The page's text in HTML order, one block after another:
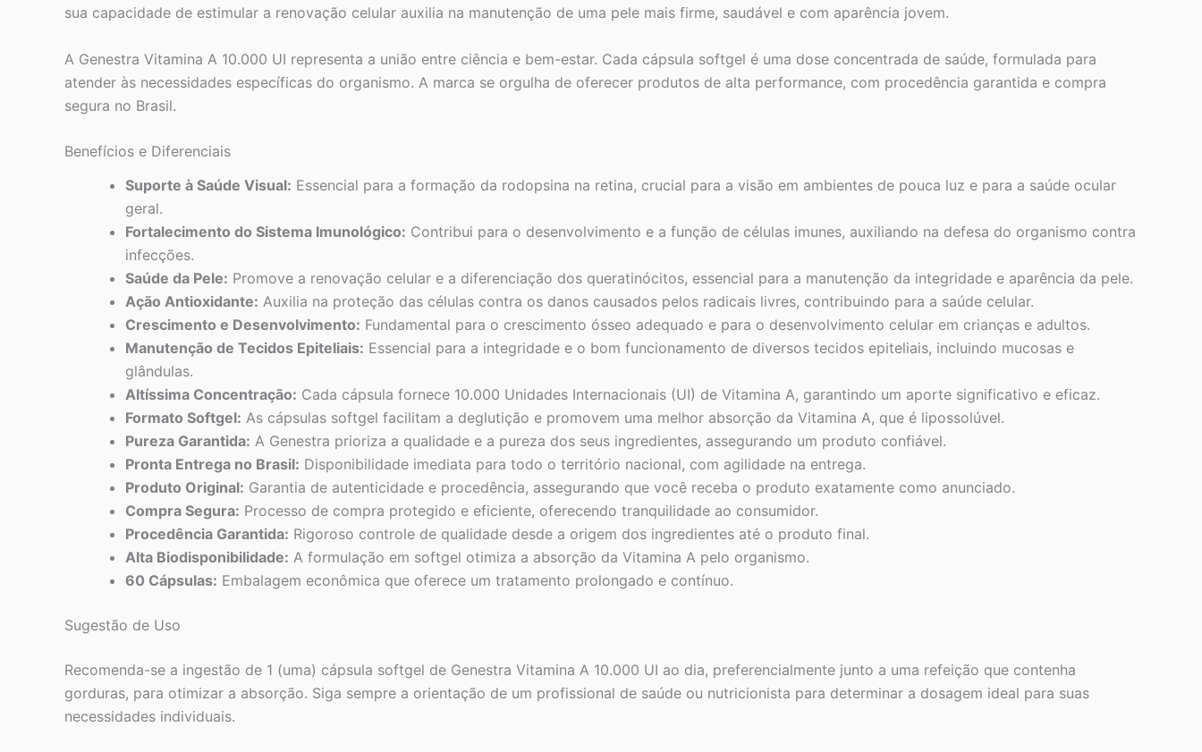
sua capacidade de estimular a renovação celular auxilia na manutenção de uma pele mais firme, saudável e com aparência jovem.
A Genestra Vitamina A 10.000 UI representa a união entre ciência e bem-estar. Cada cápsula softgel é uma dose concentrada de saúde, formulada para
atender às necessidades específicas do organismo. A marca se orgulha de oferecer produtos de alta performance, com procedência garantida e compra
segura no Brasil.
Benefícios e Diferenciais
Suporte à Saúde Visual: Essencial para a formação da rodopsina na retina, crucial para a visão em ambientes de pouca luz e para a saúde ocular
geral.
Fortalecimento do Sistema Imunológico: Contribui para o desenvolvimento e a função de células imunes, auxiliando na defesa do organismo contra
infecções.
Saúde da Pele: Promove a renovação celular e a diferenciação dos queratinócitos, essencial para a manutenção da integridade e aparência da pele.
Ação Antioxidante: Auxilia na proteção das células contra os danos causados pelos radicais livres, contribuindo para a saúde celular.
Crescimento e Desenvolvimento: Fundamental para o crescimento ósseo adequado e para o desenvolvimento celular em crianças e adultos.
Manutenção de Tecidos Epiteliais: Essencial para a integridade e o bom funcionamento de diversos tecidos epiteliais, incluindo mucosas e
glândulas.
Altíssima Concentração: Cada cápsula fornece 10.000 Unidades Internacionais (UI) de Vitamina A, garantindo um aporte significativo e eficaz.
Formato Softgel: As cápsulas softgel facilitam a deglutição e promovem uma melhor absorção da Vitamina A, que é lipossolúvel.
Pureza Garantida: A Genestra prioriza a qualidade e a pureza dos seus ingredientes, assegurando um produto confiável.
Pronta Entrega no Brasil: Disponibilidade imediata para todo o território nacional, com agilidade na entrega.
Produto Original: Garantia de autenticidade e procedência, assegurando que você receba o produto exatamente como anunciado.
Compra Segura: Processo de compra protegido e eficiente, oferecendo tranquilidade ao consumidor.
Procedência Garantida: Rigoroso controle de qualidade desde a origem dos ingredientes até o produto final.
Alta Biodisponibilidade: A formulação em softgel otimiza a absorção da Vitamina A pelo organismo.
60 Cápsulas: Embalagem econômica que oferece um tratamento prolongado e contínuo.
Sugestão de Uso
Recomenda-se a ingestão de 1 (uma) cápsula softgel de Genestra Vitamina A 10.000 UI ao dia, preferencialmente junto a uma refeição que contenha
gorduras, para otimizar a absorção. Siga sempre a orientação de um profissional de saúde ou nutricionista para determinar a dosagem ideal para suas
necessidades individuais.